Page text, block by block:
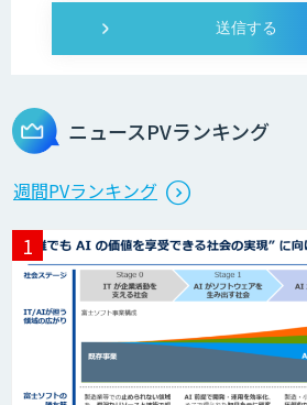
ニュースPVランキング
週間PVランキング